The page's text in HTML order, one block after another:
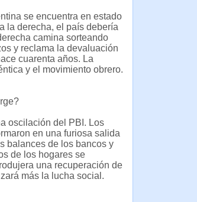
se encuentra en estado
la derecha, el país debería
camina sorteando
y reclama la devaluación
cuarenta años. La
y el movimiento obrero.
oscilación del PBI. Los
en una furiosa salida
balances de los bancos y
de los hogares se
una recuperación de
más la lucha social.